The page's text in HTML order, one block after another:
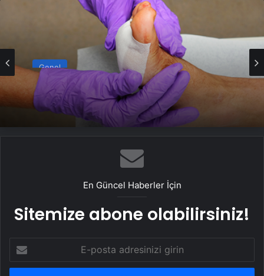
Genel
Ortopodoloji İle Diyabetik Ayak Yarası
Tedavisi
En Güncel Haberler İçin
Sitemize abone olabilirsiniz!
posta
adresinizi